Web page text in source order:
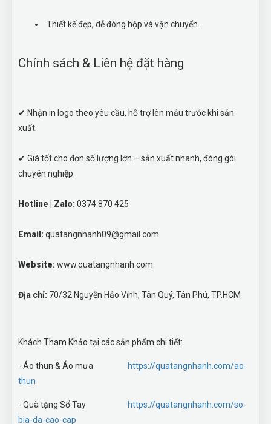
Thiết kế đẹp, dễ đóng hộp và vận chuyển.
Chính sách & Liên hệ đặt hàng
✔ Nhận in logo theo yêu cầu, hỗ trợ lên mẫu trước khi sản
xuất.
✔ Giá tốt cho đơn số lượng lớn – sản xuất nhanh, đóng gói
chuyên nghiệp.
Hotline | Zalo: 0374 870 425
Email: quatangnhanh09@gmail.com
Website: www.quatangnhanh.com
Địa chỉ: 70/32 Nguyễn Hảo Vĩnh, Tân Quý, Tân Phú, TP.HCM
Khách Tham Khảo tại các sản phẩm chi tiết:
- Áo thun & Áo mưa
https://quatangnhanh.com/ao-
thun
- Quà tặng Sổ Tay
https://quatangnhanh.com/so-
bia-da-cao-cap